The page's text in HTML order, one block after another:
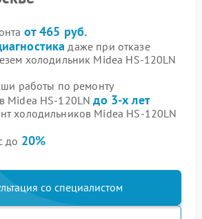
от 465 руб.
даже при отказе
холодильник Midea HS-120LN
работы по ремонту
Midea HS-120LNдо 3-х лет
холодильников Midea HS-120LN
до 20%
со специалистом